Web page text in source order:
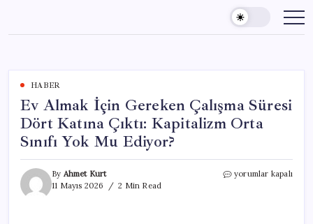
content
HABER
Ev Almak İçin Gereken Çalışma Süresi
Dört Katına Çıktı: Kapitalizm Orta
Sınıfı Yok Mu Ediyor?
By Ahmet Kurt
11 Mayıs 2026
2 Min Read
Ev
yorumlar kapalı